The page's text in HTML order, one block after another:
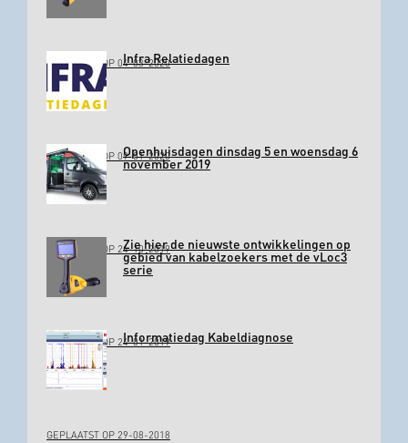
GEPLAATST OP 04-03-2020Infra Relatiedagen
GEPLAATST OP 09-01-2020Openhuisdagen dinsdag 5 en woensdag 6
november 2019
GEPLAATST OP 24-10-2019Zie hier de nieuwste ontwikkelingen op
gebied van kabelzoekers met de vLoc3
serie
GEPLAATST OP 24-01-2019Informatiedag Kabeldiagnose
GEPLAATST OP 29-08-2018